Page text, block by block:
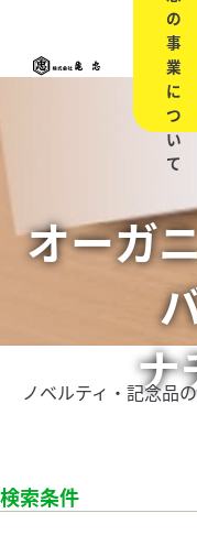
の
事
業
に
つ
い
て
オーガ
ナ
ノベルティ・記念品
検索条件